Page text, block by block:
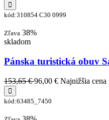
kód:310854 C30 0999
Zľava 38%
skladom
Pánska turistická obuv
153,65 €96,00 € Najnižšia
kód:63485_7450